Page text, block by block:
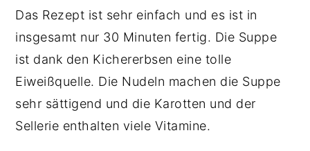
Das Rezept ist sehr einfach und es ist in
insgesamt nur 30 Minuten fertig. Die Suppe
ist dank den Kichererbsen eine tolle
Eiweißquelle. Die Nudeln machen die Suppe
sehr sättigend und die Karotten und der
Sellerie enthalten viele Vitamine.